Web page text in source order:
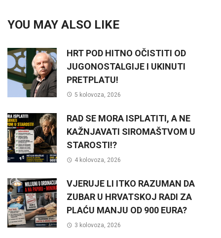
YOU MAY ALSO LIKE
HRT POD HITNO OČISTITI OD
JUGONOSTALGIJE I UKINUTI
PRETPLATU!
5 kolovoza, 2026
RAD SE MORA ISPLATITI, A NE
KAŽNJAVATI SIROMAŠTVOM U
STAROSTI!?
4 kolovoza, 2026
VJERUJE LI ITKO RAZUMAN DA
ZUBAR U HRVATSKOJ RADI ZA
PLAĆU MANJU OD 900 EURA?
3 kolovoza, 2026